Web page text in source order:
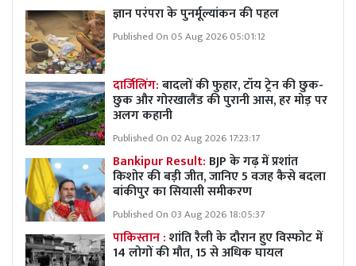
ज्ञान परंपरा के पुनर्मूल्यांकन की पहल
Published On 05 Aug 2026 05:01:12
दार्जिलिंग:बादलों की फुहार, टॉय ट्रेन की छुक-
छुक और गोरखालैंड की पुरानी आस, हर मोड़ पर
अलग कहानी
Published On 02 Aug 2026 17:23:17
Bankipur Result: BJP के गढ़ में प्रशांत
किशोर की बड़ी जीत, जानिए 5 वजह कैसे बदला
बांकीपुर का सियासी समीकरण
Published On 03 Aug 2026 18:05:37
पाकिस्तान :शांति रैली के दौरान हुए विस्फोट में
14 लोगों की मौत, 15 से अधिक घायल